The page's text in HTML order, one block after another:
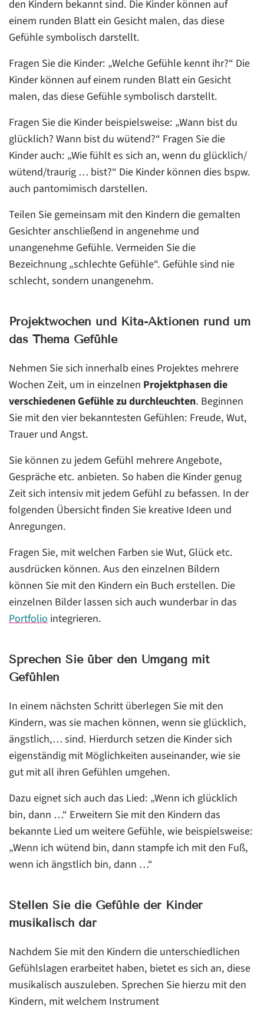
den Kindern bekannt sind. Die Kinder können auf
einem runden Blatt ein Gesicht malen, das diese
Gefühle symbolisch darstellt.
Fragen Sie die Kinder: „Welche Gefühle kennt ihr?“ Die
Kinder können auf einem runden Blatt ein Gesicht
malen, das diese Gefühle symbolisch darstellt.
Fragen Sie die Kinder beispielsweise: „Wann bist du
glücklich? Wann bist du wütend?“ Fragen Sie die
Kinder auch: „Wie fühlt es sich an, wenn du glücklich/
wütend/traurig … bist?“ Die Kinder können dies bspw.
auch pantomimisch darstellen.
Teilen Sie gemeinsam mit den Kindern die gemalten
Gesichter anschließend in angenehme und
unangenehme Gefühle. Vermeiden Sie die
Bezeichnung „schlechte Gefühle“. Gefühle sind nie
schlecht, sondern unangenehm.
Projektwochen und Kita-Aktionen rund um
das Thema Gefühle
Nehmen Sie sich innerhalb eines Projektes mehrere
Wochen Zeit, um in einzelnen Projektphasen die
verschiedenen Gefühle zu durchleuchten. Beginnen
Sie mit den vier bekanntesten Gefühlen: Freude, Wut,
Trauer und Angst.
Sie können zu jedem Gefühl mehrere Angebote,
Gespräche etc. anbieten. So haben die Kinder genug
Zeit sich intensiv mit jedem Gefühl zu befassen. In der
folgenden Übersicht finden Sie kreative Ideen und
Anregungen.
Fragen Sie, mit welchen Farben sie Wut, Glück etc.
ausdrücken können. Aus den einzelnen Bildern
können Sie mit den Kindern ein Buch erstellen. Die
einzelnen Bilder lassen sich auch wunderbar in das
Portfoliointegrieren.
Sprechen Sie über den Umgang mit
Gefühlen
In einem nächsten Schritt überlegen Sie mit den
Kindern, was sie machen können, wenn sie glücklich,
ängstlich,… sind. Hierdurch setzen die Kinder sich
eigenständig mit Möglichkeiten auseinander, wie sie
gut mit all ihren Gefühlen umgehen.
Dazu eignet sich auch das Lied: „Wenn ich glücklich
bin, dann …“ Erweitern Sie mit den Kindern das
bekannte Lied um weitere Gefühle, wie beispielsweise:
„Wenn ich wütend bin, dann stampfe ich mit den Fuß,
wenn ich ängstlich bin, dann …“
Stellen Sie die Gefühle der Kinder
musikalisch dar
Nachdem Sie mit den Kindern die unterschiedlichen
Gefühlslagen erarbeitet haben, bietet es sich an, diese
musikalisch auszuleben. Sprechen Sie hierzu mit den
Kindern, mit welchem Instrument